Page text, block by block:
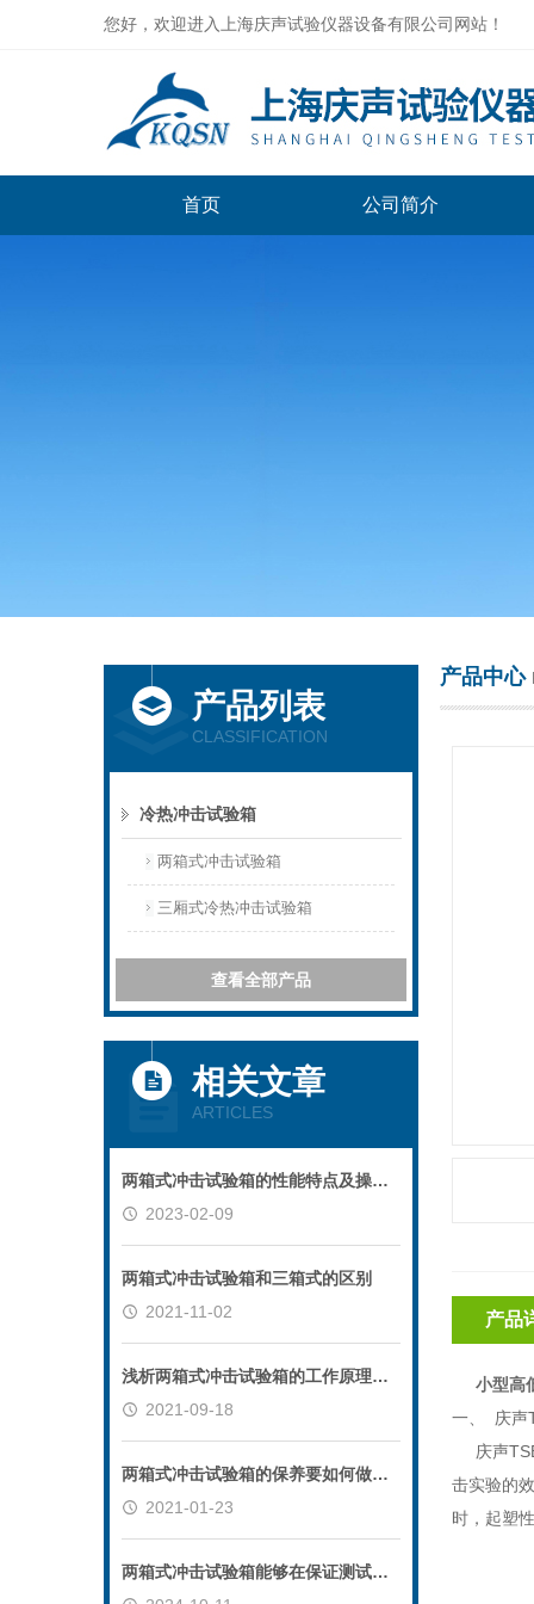
您好，欢迎进入上海庆声试验仪器设备有限公司网站！
首页 公司简介
产品列表
CLASSIFICATION
冷热冲击试验箱
两箱式冲击试验箱
三厢式冷热冲击试验箱
查看全部产品
相关文章
ARTICLES
两箱式冲击试验箱的性能特点及操作须知
2023-02-09
两箱式冲击试验箱和三箱式的区别
2021-11-02
浅析两箱式冲击试验箱的工作原理及箱体结构
2021-09-18
两箱式冲击试验箱的保养要如何做呢？
2021-01-23
两箱式冲击试验箱能够在保证测试效果的同时降低能耗
产品中心
产品
小型高
一、 庆声
庆声
击实验的
时，起塑